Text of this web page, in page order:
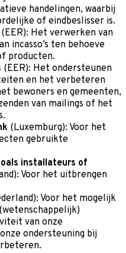
handelingen, waarbij
of eindbeslisser is.
(EER): Het verwerken van
incasso’s ten behoeve
producten.
(EER): Het ondersteunen
en het verbeteren
bewoners en gemeenten,
van mailings of het
(Luxemburg): Voor het
gebruikte
installateurs of
Voor het uitbrengen
Voor het mogelijk
van onze
ondersteuning bij